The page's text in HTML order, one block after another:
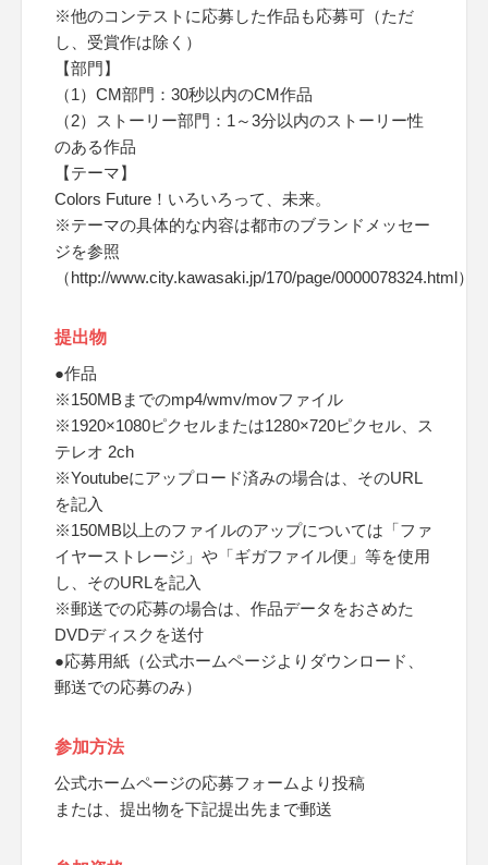
※他のコンテストに応募した作品も応募可（ただ
し、受賞作は除く）
【部門】
（1）CM部門：30秒以内のCM作品
（2）ストーリー部門：1～3分以内のストーリー性
のある作品
【テーマ】
Colors Future！いろいろって、未来。
※テーマの具体的な内容は都市のブランドメッセー
ジを参照
（http://www.city.kawasaki.jp/170/page/0000078324.html）
提出物
●作品
※150MBまでのmp4/wmv/movファイル
※1920×1080ピクセルまたは1280×720ピクセル、ス
テレオ 2ch
※Youtubeにアップロード済みの場合は、そのURL
を記入
※150MB以上のファイルのアップについては「ファ
イヤーストレージ」や「ギガファイル便」等を使用
し、そのURLを記入
※郵送での応募の場合は、作品データをおさめた
DVDディスクを送付
●応募用紙（公式ホームページよりダウンロード、
郵送での応募のみ）
参加方法
公式ホームページの応募フォームより投稿
または、提出物を下記提出先まで郵送